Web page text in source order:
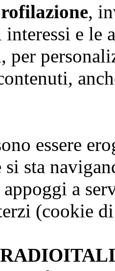
,
interessi e
essere
si sta
a
(cookie